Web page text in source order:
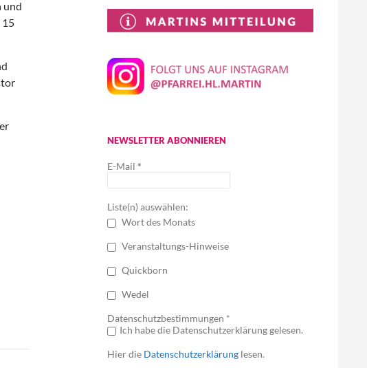
und
15
NEWSLETTER ABONNIEREN
E-Mail *
Liste(n) auswählen:
Wort des Monats
Veranstaltungs-Hinweise
Quickborn
Wedel
Datenschutzbestimmungen *
Ich habe die Datenschutzerklärung gelesen.
Hier die Datenschutzerklärung lesen.